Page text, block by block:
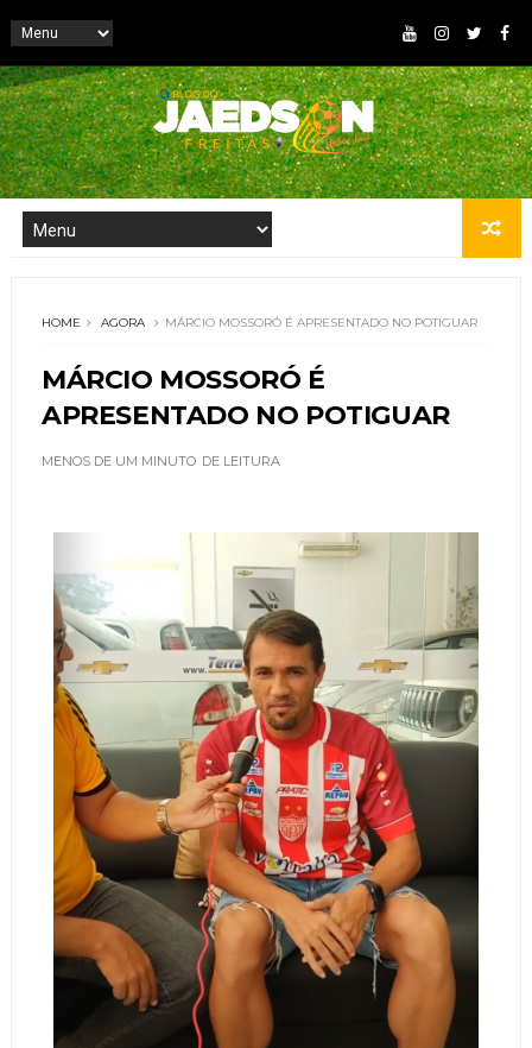
HOME AGORA MÁRCIO MOSSORÓ É APRESENTADO NO POTIGUAR
MÁRCIO MOSSORÓ É
APRESENTADO NO POTIGUAR
MENOS DE UM MINUTO DE LEITURA